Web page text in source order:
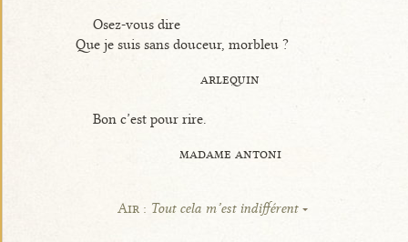
Osez-vous dire
Que je suis sans douceur, morbleu ?
arlequin
Bon c’est pour rire.
madame antoni
Air : Tout cela m’est indifférent